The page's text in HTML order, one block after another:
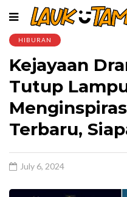
HIBURAN
Kejayaan
Tutup
Terbaru,
July 6, 2024